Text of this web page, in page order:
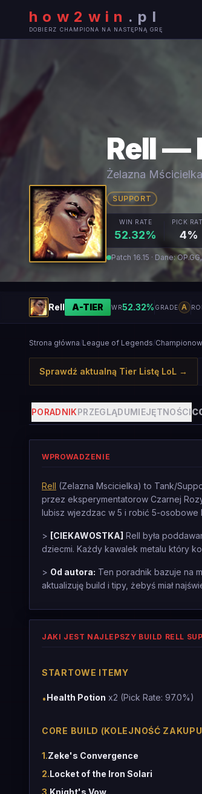
how2win . pl
DOBIERZ CHAMPIONA NA NASTĘPNĄ GRĘ
Rell —
Żelazna Mścicielka
SUPPORT
WIN RATE
52.32%
PICK
4%
Patch 16.15 · Dane:
Rell A-TIER WR52.32% GRADE A
Strona główna/League of Legends/
Sprawdź aktualną Tier Listę LoL →
PORADNIKPRZEGLĄDUMIEJĘTNOŚCI
WPROWADZENIE
Rell (Zelazna Mscicielka) to Tank/
przez eksperymentatorow Czarnej
lubisz wjezdzac w 5 i robić 5-osobowe
> [CIEKAWOSTKA] Rell była
dziecmi. Każdy kawalek metalu który
> Od autora: Ten poradnik bazuje na
aktualizuję build i tipy, żebyś miał
JAKI JEST NAJLEPSZY BUILD RELL
STARTOWE ITEMY
•Health Potion x2 (Pick Rate: 97.0%)
CORE BUILD (KOLEJNOŚĆ
1.Zeke's Convergence
2.Locket of the Iron Solari
3.Knight's Vow